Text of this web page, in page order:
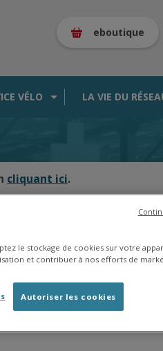
eboutique
VÉLO LA VIE DU
cliquant ici.
le stockage de cookies sur votre
et contribuer à nos efforts de
Autoriser les cookies